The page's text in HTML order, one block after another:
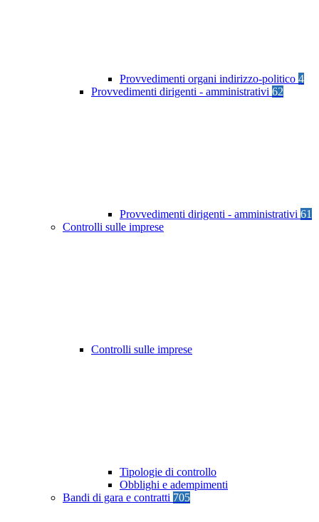
Provvedimenti organi indirizzo-politico 4
Provvedimenti dirigenti - amministrativi 62
Provvedimenti dirigenti - amministrativi 61
Controlli sulle imprese
Controlli sulle imprese
Tipologie di controllo
Obblighi e adempimenti
Bandi di gara e contratti 705